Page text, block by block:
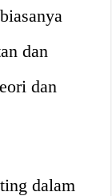
dan
dan
dalam